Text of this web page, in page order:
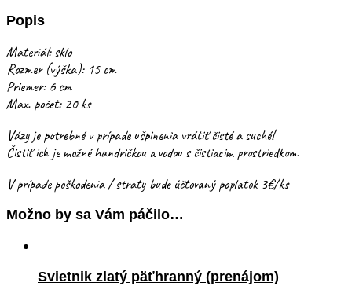
Popis
Materiál: sklo
Rozmer (výška): 15 cm
Priemer: 6 cm
Max. počet: 20 ks
Vázy je potrebné v prípade ušpinenia vrátiť čisté a suché!
Čistiť ich je možné handričkou a vodou s čistiacim prostriedkom.
V prípade poškodenia / straty bude účtovaný poplatok 3€/ks
Možno by sa Vám páčilo…
Svietnik zlatý päťhranný (prenájom)